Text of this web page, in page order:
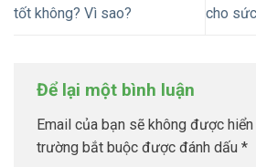
tốt không? Vì sao?
cho
Để lại một bình luận
Email của bạn sẽ không được
trường bắt buộc được đánh dấu *